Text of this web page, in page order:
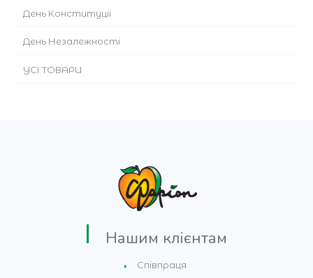
День Конституції
День Незалежності
УСІ ТОВАРИ
Нашим клієнтам
Співпраця